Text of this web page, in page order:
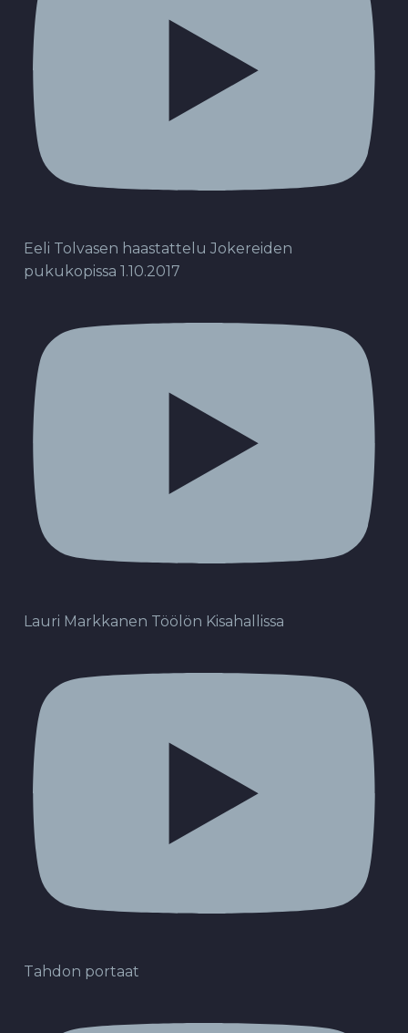
Eeli Tolvasen haastattelu Jokereiden
pukukopissa 1.10.2017
Lauri Markkanen Töölön Kisahallissa
Tahdon portaat